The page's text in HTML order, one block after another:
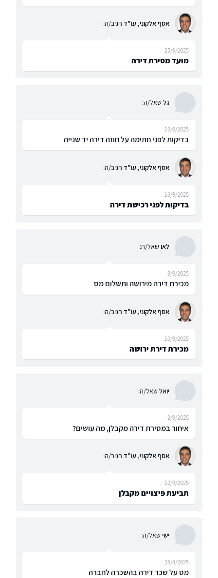
אסף אלקוני, עו"ד הגיב/ה:
מועד מסירת דירה
25/9/2025
גלשאל/ה:
בדיקות לפני חתימה על חוזה דירה יד שנייה
16/9/2025
אסף אלקוני, עו"ד הגיב/ה:
בדיקות לפני רכישת דירה
16/9/2025
לאושאל/ה:
מכירת דירה מירושה ותשלום מס
8/9/2025
אסף אלקוני, עו"ד הגיב/ה:
מכירת דירת ירושה
10/9/2025
יואלשאל/ה:
איחור במסירת דירה מקבלן, מה עושים?
2/9/2025
אסף אלקוני, עו"ד הגיב/ה:
תביעת פיצויים מקבלן
10/9/2025
ישישאל/ה:
מס על שכר דירה בהשכרה לחברה
25/8/2025